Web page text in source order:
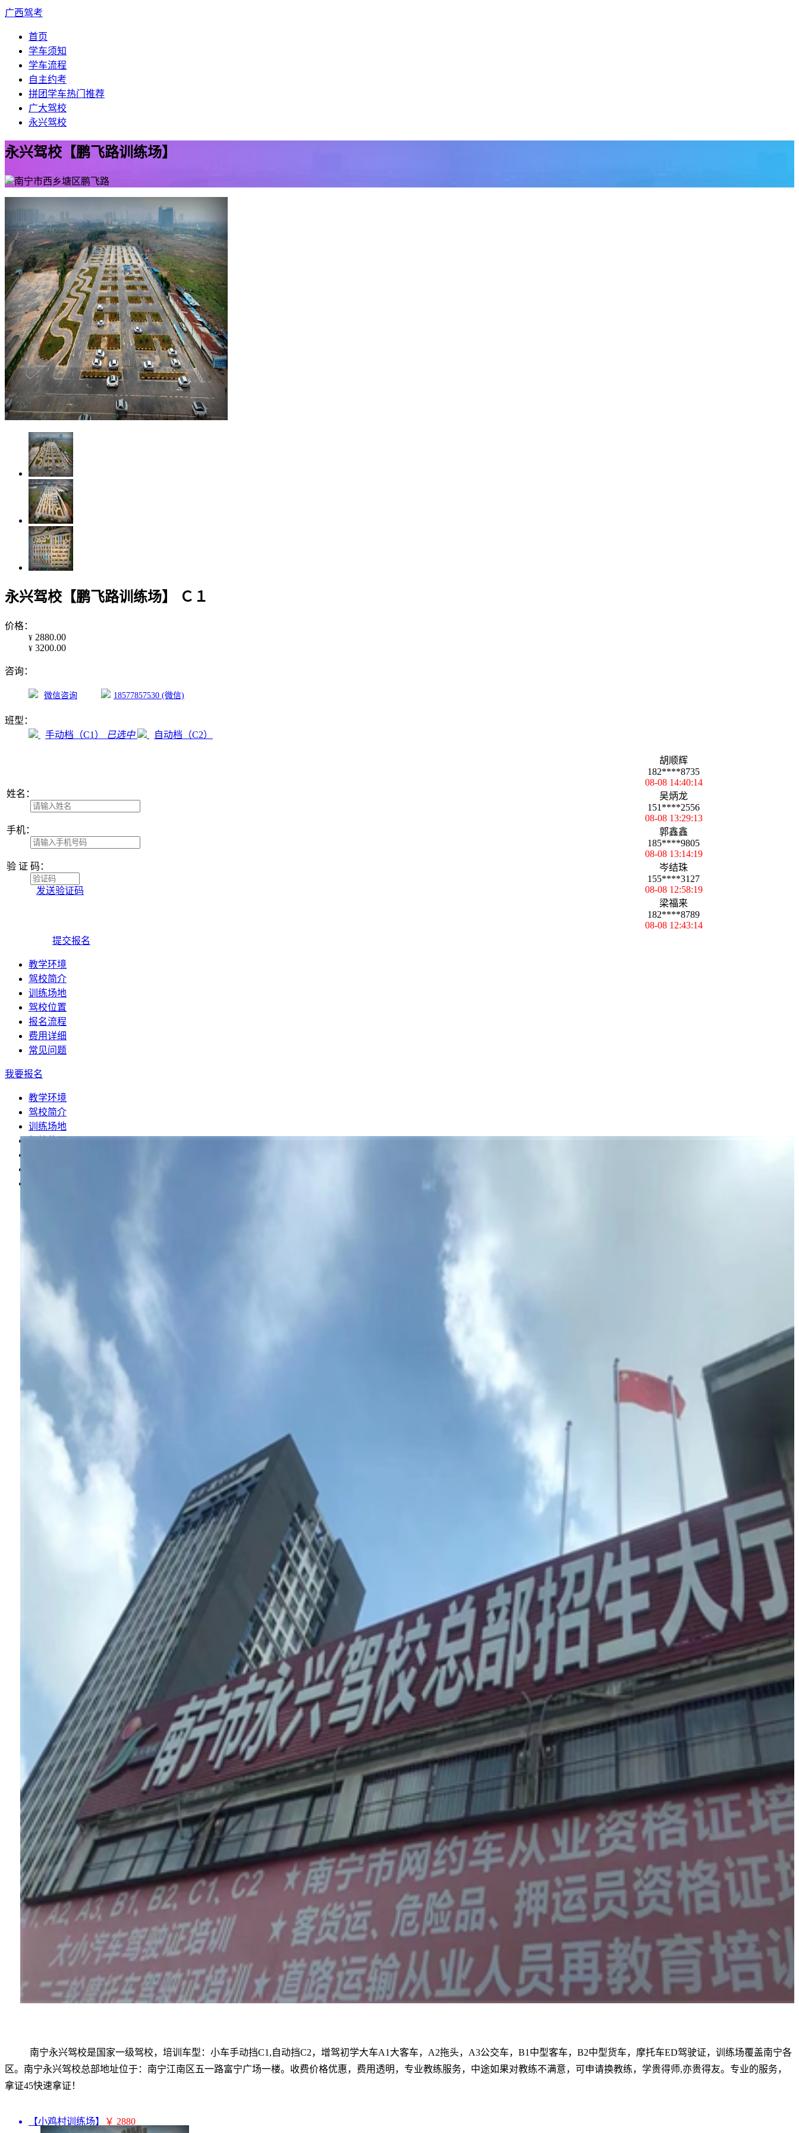
广西驾考
首页
学车须知
学车流程
自主约考
拼团学车热门推荐
广大驾校
永兴驾校
永兴驾校【鹏飞路训练场】
南宁市西乡塘区鹏飞路
永兴驾校【鹏飞路训练场】 Ｃ１
价格：
¥ 2880.00
¥ 3200.00
咨询：
微信咨询 18577857530 (微信)
班型：
手动档（C1）
已选中 自动档（C2）
姓名：
手机：
验 证 码：
发送验证码
胡顺辉
182****8735
08-08 14:40:14
吴炳龙
151****2556
08-08 13:29:13
郭鑫鑫
185****9805
08-08 13:14:19
岑结珠
155****3127
08-08 12:58:19
梁福来
182****8789
08-08 12:43:14
提交报名
教学环境
驾校简介
训练场地
驾校位置
报名流程
费用详细
常见问题
我要报名
教学环境
驾校简介
训练场地
南宁永兴驾校是国家一级驾校，培训车型：小车手动挡C1,自动挡C2，增驾初学大车A1大客车，A2拖头，A3公交车，B1中型客车，B2中型货车，摩托车ED驾驶证，训练场覆盖南宁各
区。南宁永兴驾校总部地址位于：南宁江南区五一路富宁广场一楼。收费价格优惠，费用透明，专业教练服务，中途如果对教练不满意，可申请换教练，学贵得师,亦贵得友。专业的服务，
拿证45快速拿证！
【小鸡村训练场】 ￥ 2880